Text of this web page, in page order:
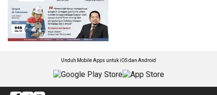
Unduh Mobile Apps untuk iOS dan Android